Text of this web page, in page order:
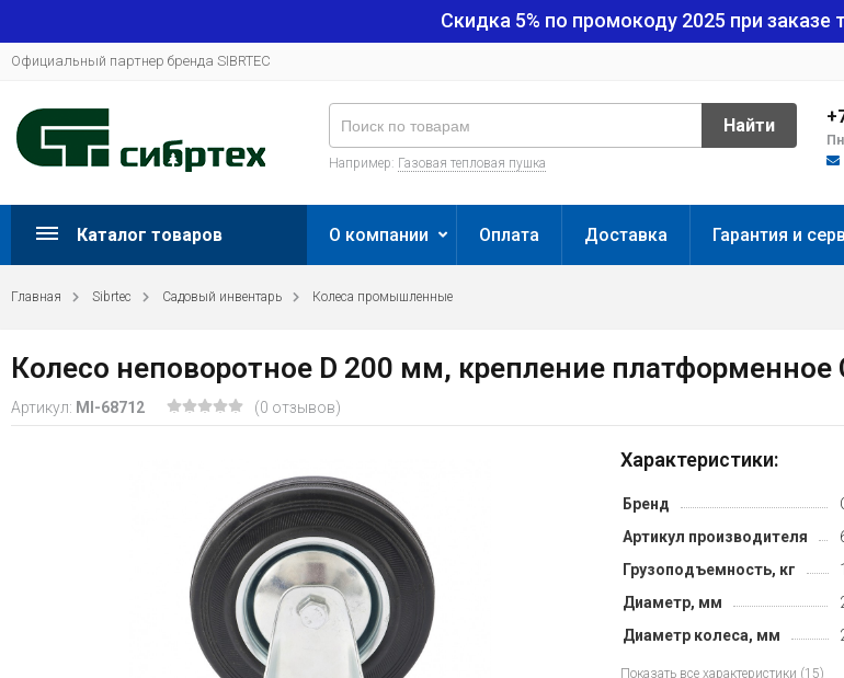
Скидка 5% по промокоду 2025 при заказе
Официальный партнер бренда SIBRTEC
Найти
Например: Газовая тепловая пушка
Каталог товаров О компании Оплата Доставка Гарантия и
Главная Sibrtec Садовый инвентарь Колеса промышленные
Колесо неповоротное D 200 мм, крепление платформенное
Артикул: MI-68712 (0 отзывов)
Характеристики:
Бренд
Артикул производителя
Грузоподъемность, кг
Диаметр, мм
Диаметр колеса, мм
Показать все характеристики (15)